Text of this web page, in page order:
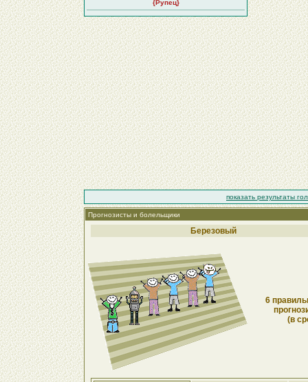
{Рупец}
показать результаты
Прогнозисты и болельщики
Березовый
6
(в